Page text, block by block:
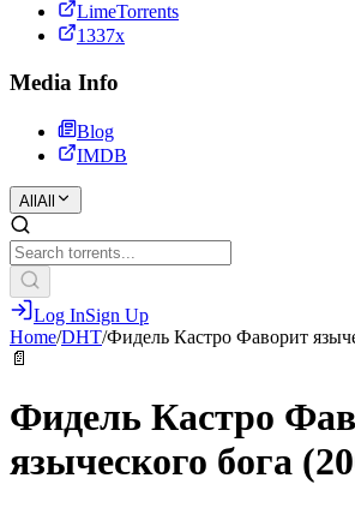
LimeTorrents
1337x
Media Info
Blog
IMDB
All All
Log InSign Up
Home/DHT/Фидель Кастро Фаворит
📄
Фидель Кастро
языческого бога